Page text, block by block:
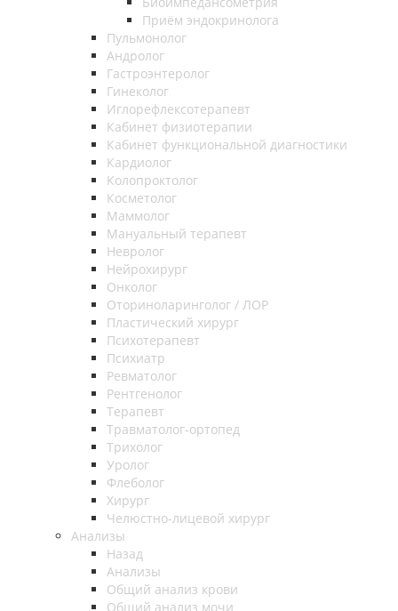
Приём эндокринолога
Пульмонолог
Андролог
Гастроэнтеролог
Гинеколог
Иглорефлексотерапевт
Кабинет физиотерапии
Кабинет функциональной диагностики
Кардиолог
Колопроктолог
Косметолог
Маммолог
Мануальный терапевт
Невролог
Нейрохирург
Онколог
Оториноларинголог / ЛОР
Пластический хирург
Психотерапевт
Психиатр
Ревматолог
Рентгенолог
Терапевт
Травматолог-ортопед
Трихолог
Уролог
Флеболог
Хирург
Челюстно-лицевой хирург
Анализы
Назад
Анализы
Общий анализ крови
Общий анализ мочи